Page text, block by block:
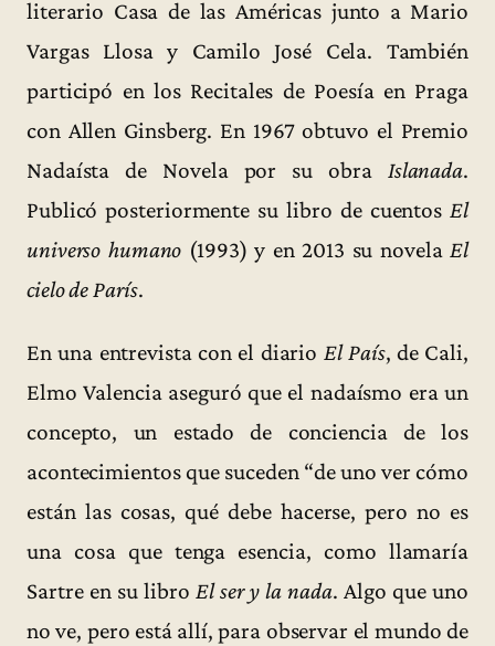
literario Casa de las Américas junto a Mario
Vargas Llosa y Camilo José Cela. También
participó en los Recitales de Poesía en Praga
con Allen Ginsberg. En 1967 obtuvo el Premio
Nadaísta de Novela por su obra Islanada.
Publicó posteriormente su libro de cuentosEl
universo humano (1993) y en 2013 su novelaEl
cielo de París.
En una entrevista con el diario El País, de Cali,
Elmo Valencia aseguró que el nadaísmo era un
concepto, un estado de conciencia de los
acontecimientos que suceden “de uno ver cómo
están las cosas, qué debe hacerse, pero no es
una cosa que tenga esencia, como llamaría
Sartre en su libro El ser y la nada. Algo que uno
no ve, pero está allí, para observar el mundo de